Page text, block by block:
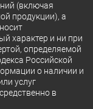
(включая
продукции), а
характер и ни при
определяемой
Российской
о наличии и
услуг
в